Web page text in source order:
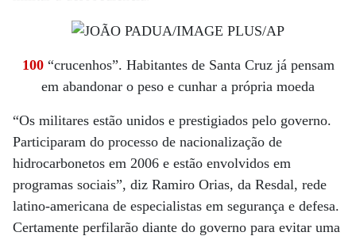
100“crucenhos”. Habitantes de Santa Cruz já pensam
em abandonar o peso e cunhar a própria moeda
“Os militares estão unidos e prestigiados pelo governo.
Participaram do processo de nacionalização de
hidrocarbonetos em 2006 e estão envolvidos em
programas sociais”, diz Ramiro Orias, da Resdal, rede
latino-americana de especialistas em segurança e defesa.
Certamente perfilarão diante do governo para evitar uma